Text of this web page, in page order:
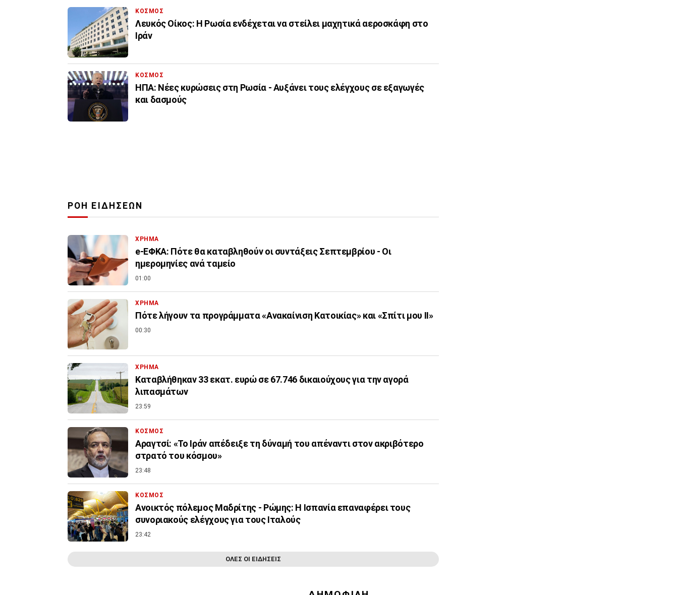
ΚΟΣΜΟΣ
Λευκός Οίκος: Η Ρωσία ενδέχεται να στείλει μαχητικά αεροσκάφη στο
Ιράν
ΚΟΣΜΟΣ
ΗΠΑ: Νέες κυρώσεις στη Ρωσία - Αυξάνει τους ελέγχους σε εξαγωγές
και δασμούς
ΡΟΗ ΕΙΔΗΣΕΩΝ
ΧΡΗΜΑ
e-ΕΦΚΑ: Πότε θα καταβληθούν οι συντάξεις Σεπτεμβρίου - Οι
ημερομηνίες ανά ταμείο
01:00
ΧΡΗΜΑ
Πότε λήγουν τα προγράμματα «Ανακαίνιση Κατοικίας» και «Σπίτι μου ΙΙ»
00:30
ΧΡΗΜΑ
Καταβλήθηκαν 33 εκατ. ευρώ σε 67.746 δικαιούχους για την αγορά
λιπασμάτων
23:59
ΚΟΣΜΟΣ
Αραγτσί: «Το Ιράν απέδειξε τη δύναμή του απέναντι στον ακριβότερο
στρατό του κόσμου»
23:48
ΚΟΣΜΟΣ
Ανοικτός πόλεμος Μαδρίτης - Ρώμης: Η Ισπανία επαναφέρει τους
συνοριακούς ελέγχους για τους Ιταλούς
23:42
ΟΛΕΣ ΟΙ ΕΙΔΗΣΕΙΣ